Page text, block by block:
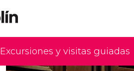
Excursiones y visitas guiadas